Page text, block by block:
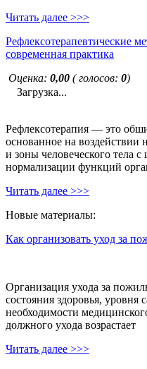
Читать далее >>>
Рефлексотерапевтические
современная практика
Оценка: 0,00 ( голосов: 0)
Загрузка...
Рефлексотерапия — это
основанное на воздействии
и зоны человеческого тела
нормализации функций
Читать далее >>>
Новые материалы:
Как организовать уход за
Организация ухода за
состояния здоровья, уровня
необходимости
должного ухода возрастает
Читать далее >>>